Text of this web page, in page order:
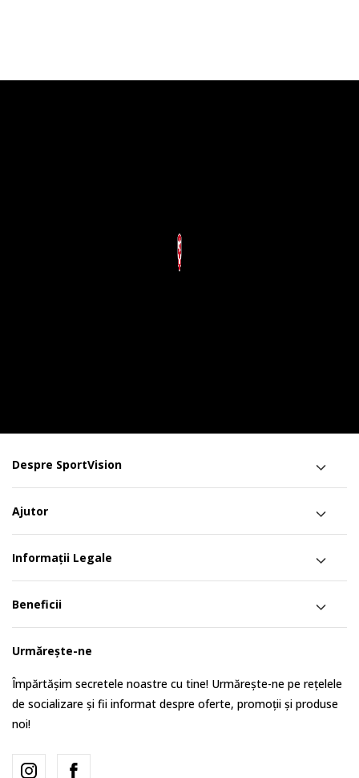
Despre SportVision
Ajutor
Informații Legale
Beneficii
Urmărește-ne
Împărtășim secretele noastre cu tine! Urmărește-ne pe rețelele
de socializare și fii informat despre oferte, promoții și produse
noi!